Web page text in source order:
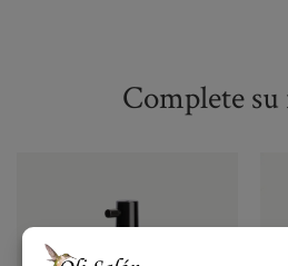
Complete